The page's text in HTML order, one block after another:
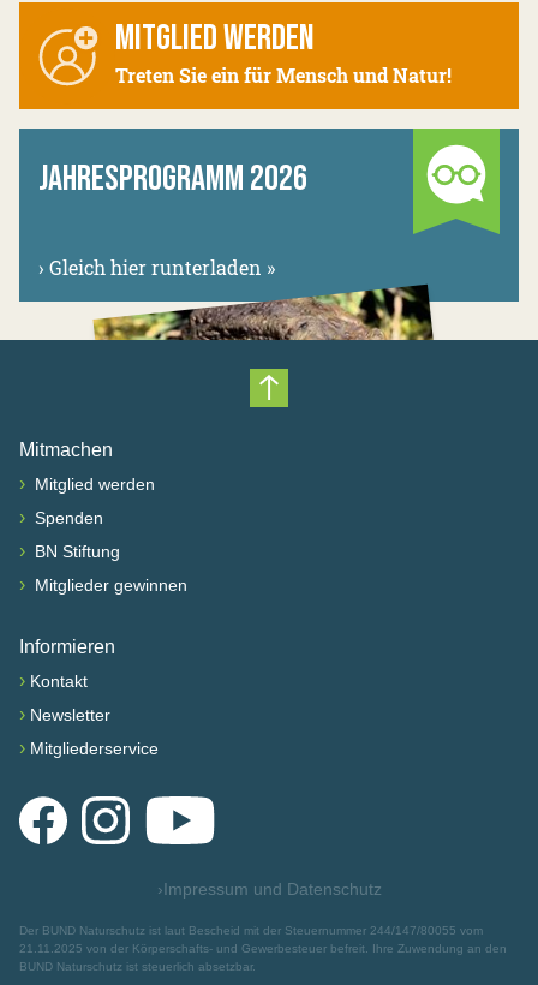
MITGLIED WERDEN
Treten Sie ein für Mensch und Natur!
JAHRESPROGRAMM 2026
› Gleich hier runterladen »
Nach oben scrollen
Mitmachen
› Mitglied werden
› Spenden
› BN Stiftung
› Mitglieder gewinnen
Informieren
› Kontakt
› Newsletter
› Mitgliederservice
FacebookInstagramYouTube
›Impressum und Datenschutz
Der BUND Naturschutz ist laut Bescheid mit der Steuernummer 244/147/80055 vom
21.11.2025 von der Körperschafts- und Gewerbesteuer befreit. Ihre Zuwendung an den
BUND Naturschutz ist steuerlich absetzbar.